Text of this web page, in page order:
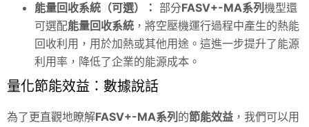
能量回收系統（可選）： 部分FASV+-MA系列 機型還
可選配能量回收系統 ，將空壓機運行過程中產生的熱能
回收利用，用於加熱或其他用途。這進一步提升了能源
利用率，降低了企業的能源成本。
量化節能效益：數據說話
為了更直觀地瞭解FASV+-MA系列 的節能效益 ，我們可以用